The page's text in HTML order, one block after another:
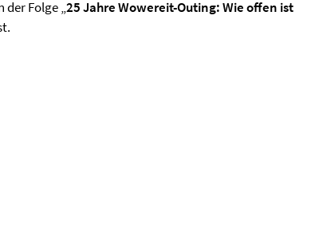
der Folge „25 Jahre Wowereit-Outing: Wie offen ist